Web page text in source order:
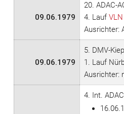
09.06.1979
20. ADAC-
4. Lauf VLN
Ausrichter:
09.06.1979
5. DMV-
1. Lauf
Ausrichter:
4. Int.